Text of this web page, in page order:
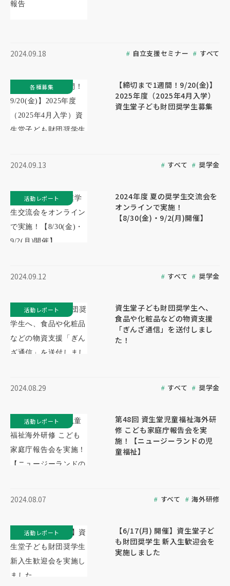
2024.09.18 自立支援セミナー すべて
【締切まで1週間！9/20(金)】
2025年度（2025年4月入学）
資生堂子ども財団奨学生募集
2024.09.13 すべて 奨学金
各種募集
2024年度 夏の奨学生交流会を
オンラインで実施！
【8/30(金)・9/2(月)開催】
2024.09.12 すべて 奨学金
活動レポート
資生堂子ども財団奨学生へ、
食品や化粧品などの物資支援
「ぎんざ通信」を送付しまし
た！
2024.08.29 すべて 奨学金
活動レポート
第48回 資生堂児童福祉海外研
修 こども家庭庁報告会を実
施！【ニュージーランドの児
童福祉】
2024.08.07 すべて 海外研修
活動レポート
【6/17(月) 開催】資生堂子ど
も財団奨学生 新入生歓迎会を
実施しました
活動レポート